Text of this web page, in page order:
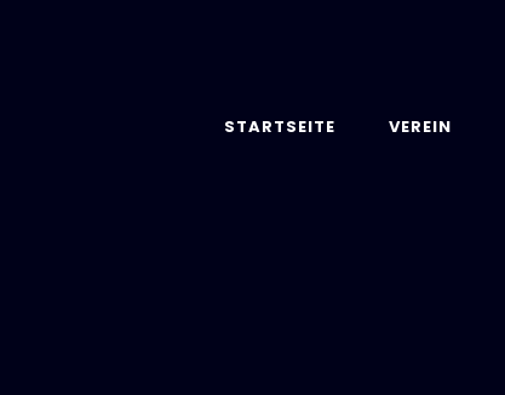
STARTSEITE VEREIN